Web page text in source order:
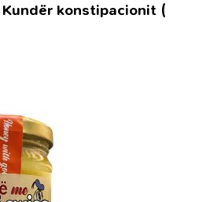
Kundër konstipacionit (